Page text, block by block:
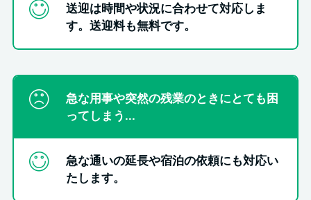
送迎は時間や状況に合わせて対応しま
す。送迎料も無料です。
急な用事や突然の残業のときにとても困
ってしまう...
急な通いの延長や宿泊の依頼にも対応い
たします。